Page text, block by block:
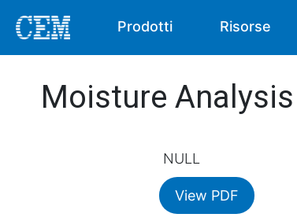
Prodotti Risorse
Moisture
NULL
View PDF